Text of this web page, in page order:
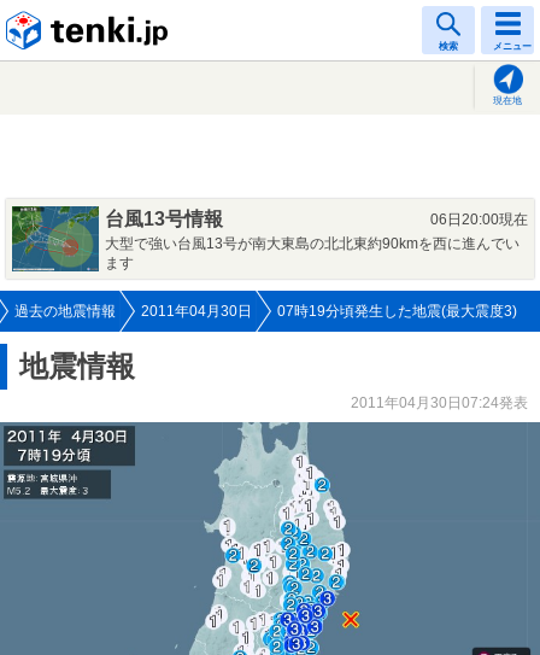
検索 メニュー
現在地
台風13号情報
06日20:00現在
大型で強い台風13号が南大東島の北北東約90kmを西に進んでい
ます
過去の地震情報 2011年04月30日 07時19分頃発生した地震(最大震度3)
地震情報
2011年04月30日07:24発表